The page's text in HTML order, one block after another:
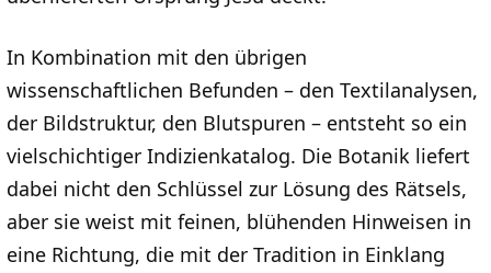
In Kombination mit den übrigen
wissenschaftlichen Befunden – den Textilanalysen,
der Bildstruktur, den Blutspuren – entsteht so ein
vielschichtiger Indizienkatalog. Die Botanik liefert
dabei nicht den Schlüssel zur Lösung des Rätsels,
aber sie weist mit feinen, blühenden Hinweisen in
eine Richtung, die mit der Tradition in Einklang